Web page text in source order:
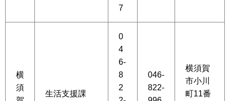
7
横
須
生活支援課
0
4
6-
8
2
046-
822-
横須賀
市小川
町11番